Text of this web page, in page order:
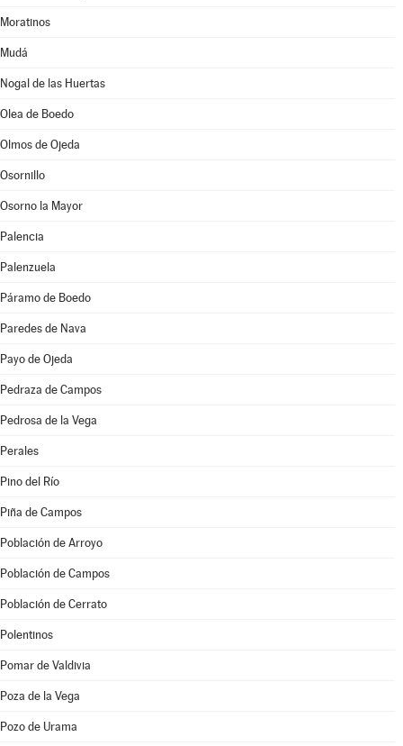
Moratinos
Mudá
Nogal de las Huertas
Olea de Boedo
Olmos de Ojeda
Osornillo
Osorno la Mayor
Palencia
Palenzuela
Páramo de Boedo
Paredes de Nava
Payo de Ojeda
Pedraza de Campos
Pedrosa de la Vega
Perales
Pino del Río
Piña de Campos
Población de Arroyo
Población de Campos
Población de Cerrato
Polentinos
Pomar de Valdivia
Poza de la Vega
Pozo de Urama